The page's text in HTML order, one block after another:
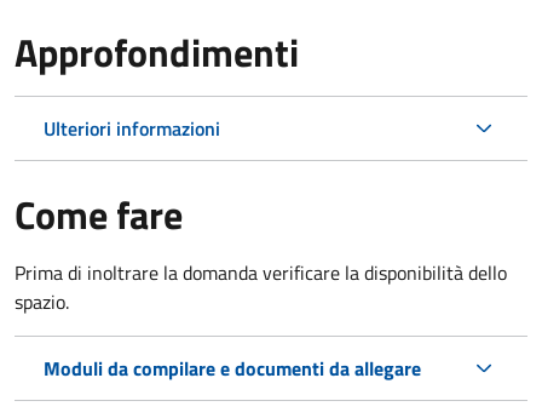
Approfondimenti
Ulteriori informazioni
Come fare
Prima di inoltrare la domanda verificare la disponibilità dello
spazio.
Moduli da compilare e documenti da allegare